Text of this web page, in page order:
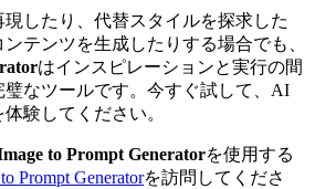
したり、代替スタイルを探求した
テンツを生成したりする場合でも、
はインスピレーションと実行の間
なツールです。今すぐ試して、AI
験してください。
to Prompt Generatorを使用する
Prompt Generatorを訪問してくださ